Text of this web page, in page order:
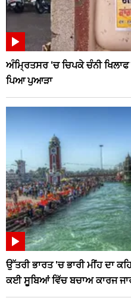
ਅੰਮ੍ਰਿਤਸਰ 'ਚ ਚਿਪਕੇ ਚੰਨੀ
ਪਿਆ ਪੁਆੜਾ
ਉੱਤਰੀ ਭਾਰਤ 'ਚ ਭਾਰੀ ਮੀਂਹ ਦਾ
ਕਈ ਸੂਬਿਆਂ ਵਿੱਚ ਬਚਾਅ ਕਾਰਜ